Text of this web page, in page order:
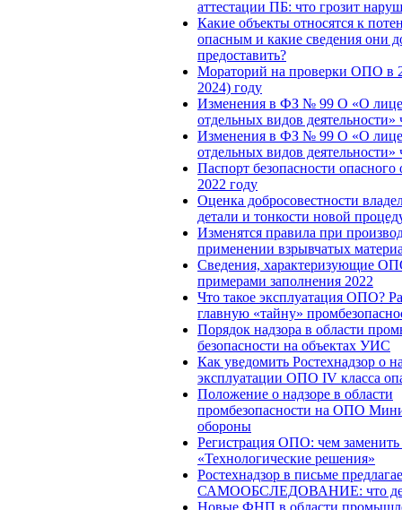
аттестации ПБ: что грозит
Какие объекты относятся к
опасным и какие сведения они
предоставить?
Мораторий на проверки ОПО в
2024) году
Изменения в ФЗ № 99 О «О
отдельных видов деятельности»
Изменения в ФЗ № 99 О «О
отдельных видов деятельности»
Паспорт безопасности опасного
2022 году
Оценка добросовестности
детали и тонкости новой
Изменятся правила при
применении взрывчатых
Сведения, характеризующие
примерами заполнения 2022
Что такое эксплуатация ОПО?
главную «тайну»
Порядок надзора в области
безопасности на объектах УИС
Как уведомить Ростехнадзор о
эксплуатации ОПО IV класса
Положение о надзоре в области
промбезопасности на ОПО
обороны
Регистрация ОПО: чем заменить
«Технологические решения»
Ростехнадзор в письме
САМООБСЛЕДОВАНИЕ: что
Новые ФНП в области